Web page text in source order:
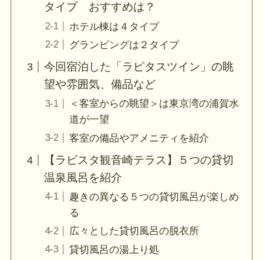
タイプ おすすめは？
ホテル棟は４タイプ
グランピングは２タイプ
今回宿泊した「ラピタスツイン」の眺
望や雰囲気、備品など
＜客室からの眺望＞は東京湾の浦賀水
道が一望
客室の備品やアメニティを紹介
【ラビスタ観音崎テラス】５つの貸切
温泉風呂を紹介
趣きの異なる５つの貸切風呂が楽しめ
る
広々とした貸切風呂の脱衣所
貸切風呂の湯上り処